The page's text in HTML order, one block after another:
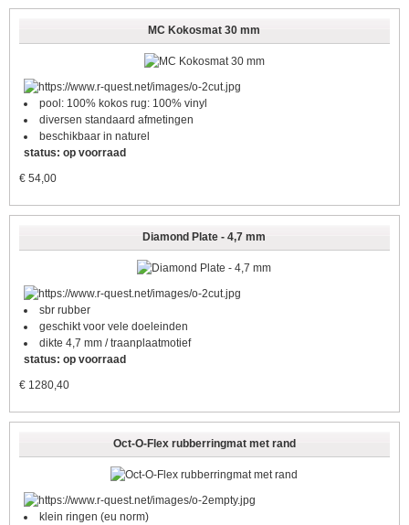
MC Kokosmat 30 mm
pool: 100% kokos rug: 100% vinyl
diversen standaard afmetingen
beschikbaar in naturel
status: op voorraad
€ 54,00
Diamond Plate - 4,7 mm
sbr rubber
geschikt voor vele doeleinden
dikte 4,7 mm / traanplaatmotief
status: op voorraad
€ 1280,40
Oct-O-Flex rubberringmat met rand
klein ringen (eu norm)